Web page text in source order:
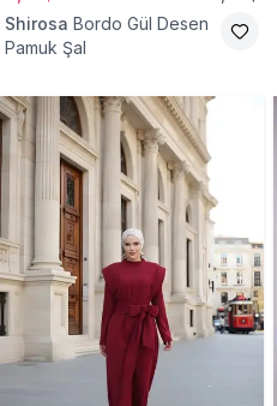
Shirosa Bordo Gül Desen
Pamuk Şal